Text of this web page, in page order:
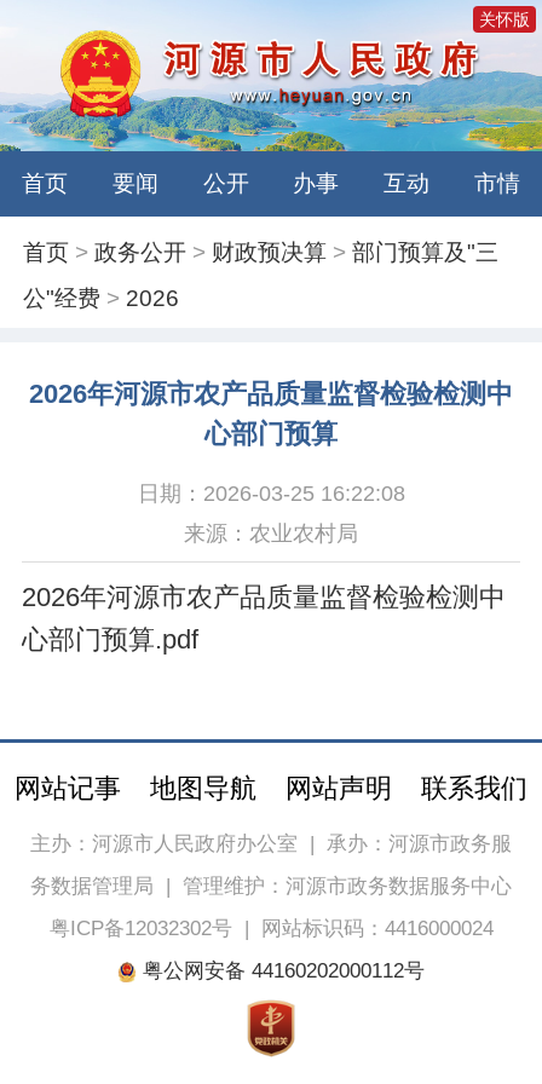
关怀版
首页 要闻 公开 办事 互动 市情
首页 >政务公开 > 财政预决算 >部门预算及"三
公"经费 > 2026
2026年河源市农产品质量监督检验检测中
心部门预算
日期：2026-03-25 16:22:08
来源：农业农村局
2026年河源市农产品质量监督检验检测中
心部门预算.pdf
网站记事 地图导航 网站声明 联系我们
主办：河源市人民政府办公室 | 承办：河源市政务服
务数据管理局 | 管理维护：河源市政务数据服务中心
粤ICP备12032302号|
网站标识码：4416000024
粤公网安备 44160202000112号